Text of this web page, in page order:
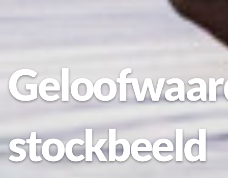
stockbeeld